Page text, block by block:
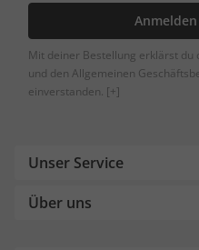
Mit deiner Bestellung erklärst
und den Allgemeinen
einverstanden. [+]
Unser Service
Über uns